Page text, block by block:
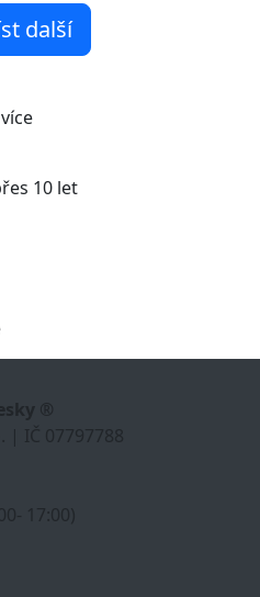
další
10 let
®
| IČ 07797788
17:00)